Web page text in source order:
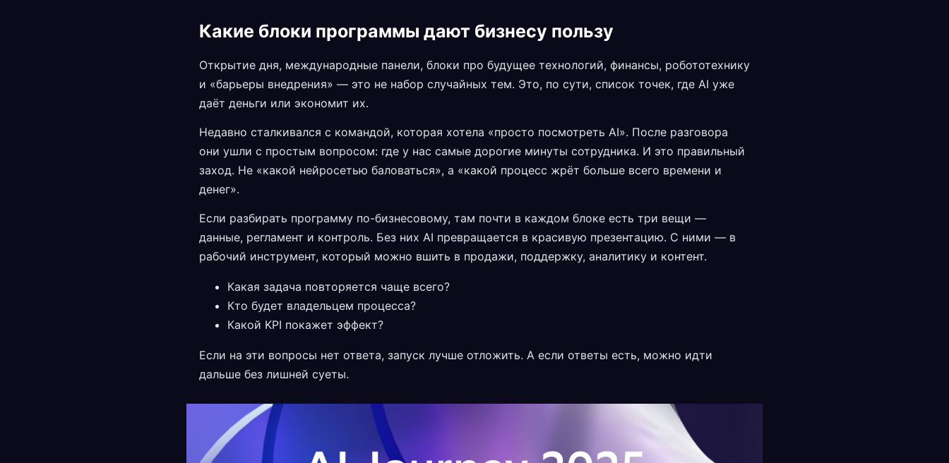
Какие блоки программы дают бизнесу пользу
Открытие дня, международные панели, блоки про будущее технологий, финансы, робототехнику
и «барьеры внедрения» — это не набор случайных тем. Это, по сути, список точек, где AI уже
даёт деньги или экономит их.
Недавно сталкивался с командой, которая хотела «просто посмотреть AI». После разговора
они ушли с простым вопросом: где у нас самые дорогие минуты сотрудника. И это правильный
заход. Не «какой нейросетью баловаться», а «какой процесс жрёт больше всего времени и
денег».
Если разбирать программу по-бизнесовому, там почти в каждом блоке есть три вещи —
данные, регламент и контроль. Без них AI превращается в красивую презентацию. С ними — в
рабочий инструмент, который можно вшить в продажи, поддержку, аналитику и контент.
Какая задача повторяется чаще всего?
Кто будет владельцем процесса?
Какой KPI покажет эффект?
Если на эти вопросы нет ответа, запуск лучше отложить. А если ответы есть, можно идти
дальше без лишней суеты.